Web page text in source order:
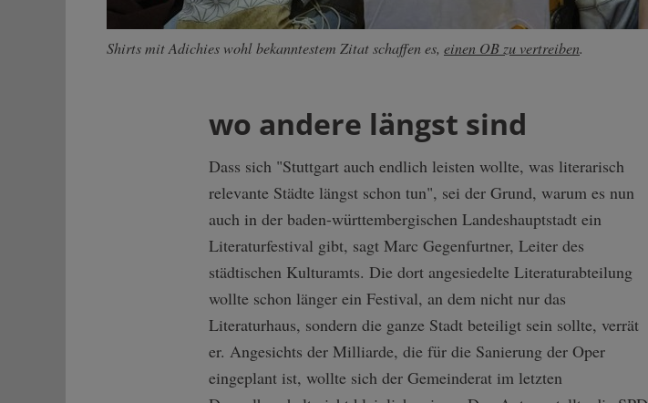
Shirts mit Adichies wohl bekanntestem Zitat schaffen es, einen OB zu vertreiben.
wo andere längst sind
Dass sich "Stuttgart auch endlich leisten wollte, was literarisch
relevante Städte längst schon tun", sei der Grund, warum es nun
auch in der baden-württembergischen Landeshauptstadt ein
Literaturfestival gibt, sagt Marc Gegenfurtner, Leiter des
städtischen Kulturamts. Die dort angesiedelte Literaturabteilung
wollte schon länger ein Festival, an dem nicht nur das
Literaturhaus, sondern die ganze Stadt beteiligt sein sollte, verrät
er. Angesichts der Milliarde, die für die Sanierung der Oper
eingeplant ist, wollte sich der Gemeinderat im letzten